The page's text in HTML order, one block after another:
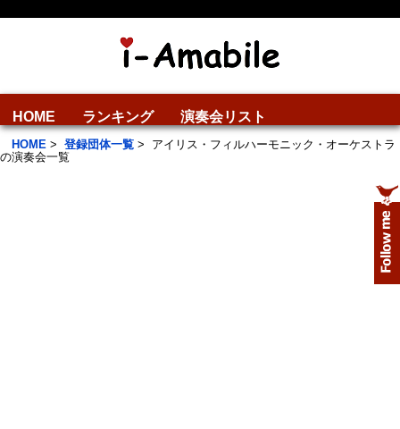
HOME ランキング 演奏会リスト
HOME > 登録団体一覧 > アイリス・フィルハーモニック・オーケストラ
の演奏会一覧